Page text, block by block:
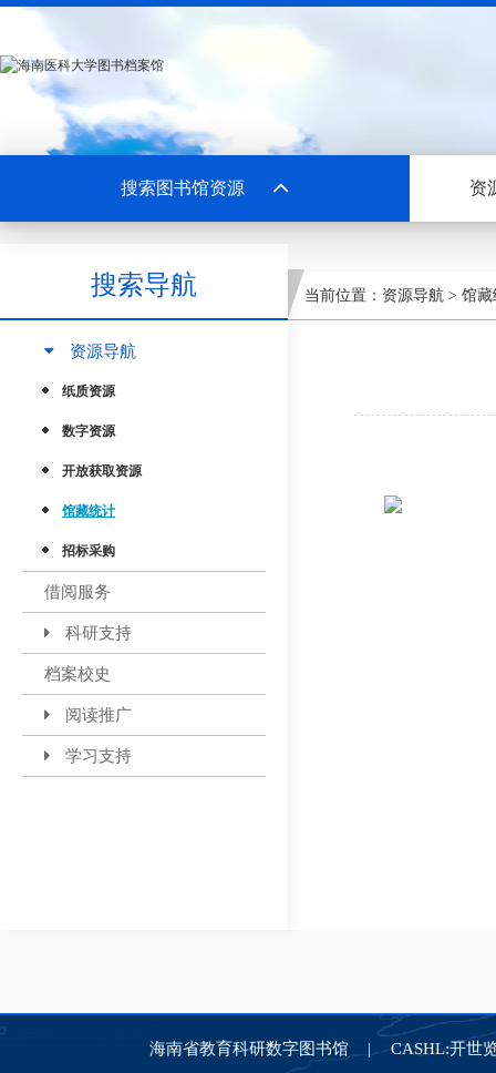
搜索图书馆资源 资
搜索导航
资源导航
纸质资源
数字资源
开放获取资源
馆藏统计
招标采购
借阅服务
科研支持
档案校史
阅读推广
学习支持
当前位置： 资源导航 > 馆藏
海南省教育科研数字图书馆 CASHL:开世